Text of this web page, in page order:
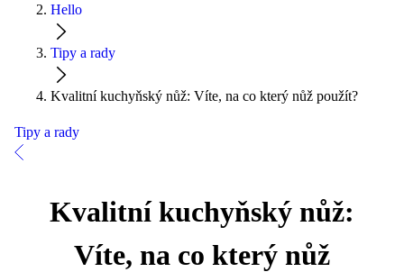
Hello
Tipy a rady
Kvalitní kuchyňský nůž: Víte, na co který nůž použít?
Tipy a rady
Kvalitní kuchyňský nůž:
Víte, na co který nůž